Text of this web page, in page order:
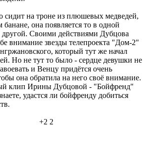
сидит на троне из плюшевых медведей,
она появляется то в одной
другой. Своими действиями Дубцова
внимание звезды телепроекта "Дом-2"
который тут же начал
Но не тут то было - сердце девушки не
и Венцу придётся очень
она обратила на него своё внимание.
клип Ирины Дубцовой - "Бойфренд"
удастся ли бойфренду добиться
+2 2